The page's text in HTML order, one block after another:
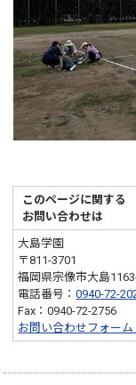
このページに関する
お問い合わせは
大島学園
〒811-3701
福岡県宗像市大島
電話番号：0940-72-
Fax：0940-72-2756
お問い合わせフォーム